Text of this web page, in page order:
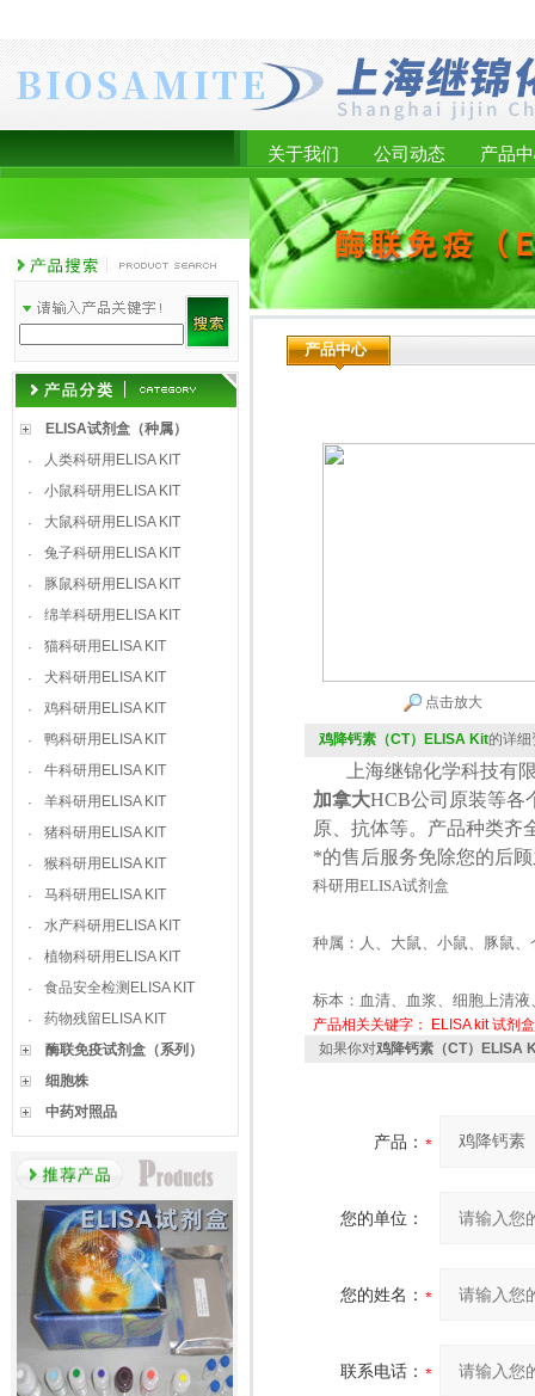
关于我们 公司动态 产品
ELISA试剂盒（种属）
·
人类科研用ELISA KIT
·
小鼠科研用ELISA KIT
·
大鼠科研用ELISA KIT
·
兔子科研用ELISA KIT
·
豚鼠科研用ELISA KIT
·
绵羊科研用ELISA KIT
·
猫科研用ELISA KIT
·
犬科研用ELISA KIT
·
鸡科研用ELISA KIT
·
鸭科研用ELISA KIT
·
牛科研用ELISA KIT
·
羊科研用ELISA KIT
·
猪科研用ELISA KIT
·
猴科研用ELISA KIT
·
马科研用ELISA KIT
·
水产科研用ELISA KIT
·
植物科研用ELISA KIT
·
食品安全检测ELISA KIT
·
药物残留ELISA KIT
酶联免疫试剂盒（系列）
细胞株
中药对照品
产品中心
点击放大
鸡降钙素（CT）ELISA Kit的详细
上海继锦化学科技有限
加拿大HCB公司原装等各
原、抗体等。产品种类齐
*的售后服务免除您的后
科研用ELISA试剂盒
种属：人、大鼠、小鼠、豚鼠
标本：血清、血浆、细胞上清
产品相关关键字： ELISA kit 试剂盒
如果你对鸡降钙素（CT）ELISA
产品：
您的单位：
您的姓名：
联系电话：